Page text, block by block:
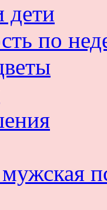
дети
по